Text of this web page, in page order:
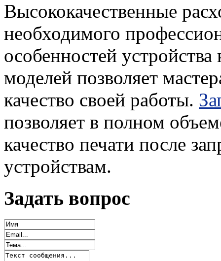
Высококачественные
необходимого
особенностей
моделей позволяет
качество своей работы.
позволяет в полном
качество печати после
устройствам.
Задать вопрос